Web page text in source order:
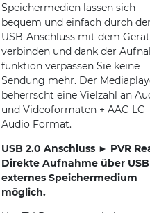
Speichermedien lassen sich
bequem und einfach durch
USB-Anschluss mit dem Gerät
verbinden und dank der
funktion verpassen Sie keine
Sendung mehr. Der
beherrscht eine Vielzahl an
und Videoformaten + AAC-LC
Audio Format.
USB 2.0 Anschluss ► PVR
Direkte Aufnahme über
externes Speichermedium
möglich.